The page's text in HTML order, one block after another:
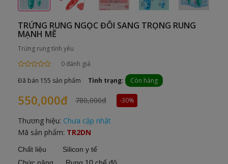
TRỨNG RUNG NGỌC ĐÔI SANG TRỌNG RUNG
MẠNH MẼ
Trứng rung tình yêu
0 đánh giá
Đã bán 155 sản phẩm
Tình trạng: Còn hàng
550,000đ 780,000đ -30%
Thương hiệu: Chưa cập nhật
Mã sản phẩm: TR2DN
Chất liệu Silicon y tế